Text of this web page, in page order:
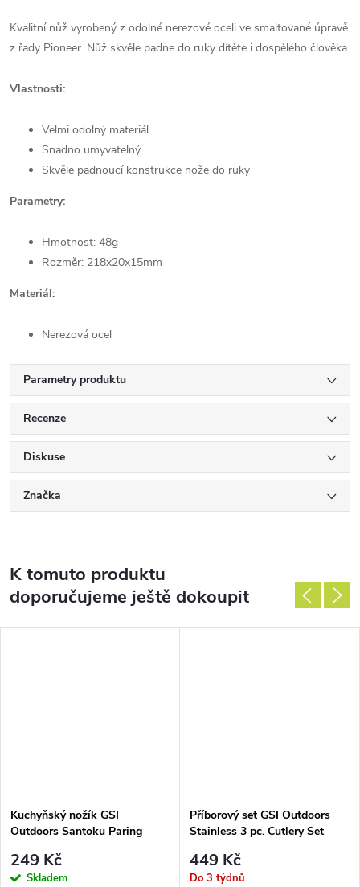
Kvalitní nůž vyrobený z odolné nerezové oceli ve smaltované úpravě
z řady Pioneer. Nůž skvěle padne do ruky dítěte i dospělého člověka.
Vlastnosti:
Velmi odolný materiál
Snadno umyvatelný
Skvěle padnoucí konstrukce nože do ruky
Parametry:
Hmotnost: 48g
Rozměr: 218x20x15mm
Materiál:
Nerezová ocel
Parametry produktu
Recenze
Diskuse
Značka
K tomuto produktu
doporučujeme ještě dokoupit
Kuchyňský nožík GSI
Outdoors Santoku Paring
249 Kč
Skladem
Příborový set GSI Outdoors
Stainless 3 pc. Cutlery Set
449 Kč
Do 3 týdnů